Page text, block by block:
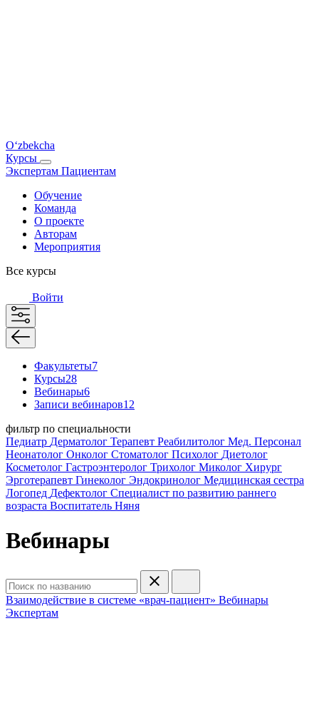
O‘zbekcha
Курсы
Экспертам Пациентам
Обучение
Команда
О проекте
Авторам
Мероприятия
Все курсы
Войти
Факультеты7
Курсы28
Вебинары6
Записи вебинаров12
фильтр по специальности
Педиатр Дерматолог Терапевт Реабилитолог Мед. Персонал
Неонатолог Онколог Стоматолог Психолог Диетолог
Косметолог Гастроэнтеролог Трихолог Миколог Хирург
Эрготерапевт Гинеколог Эндокринолог Медицинская сестра
Логопед Дефектолог Специалист по развитию раннего
возраста Воспитатель Няня
Вебинары
Взаимодействие в системе «врач-пациент» Вебинары
Экспертам